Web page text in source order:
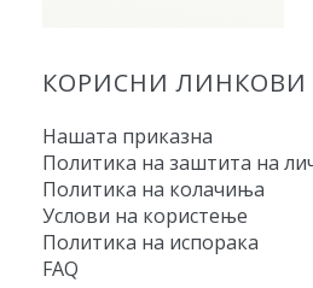
КОРИСНИ ЛИНКОВИ
Нашата приказна
Политика на заштита на
Политика на колачиња
Услови на користење
Политика на испорака
FAQ